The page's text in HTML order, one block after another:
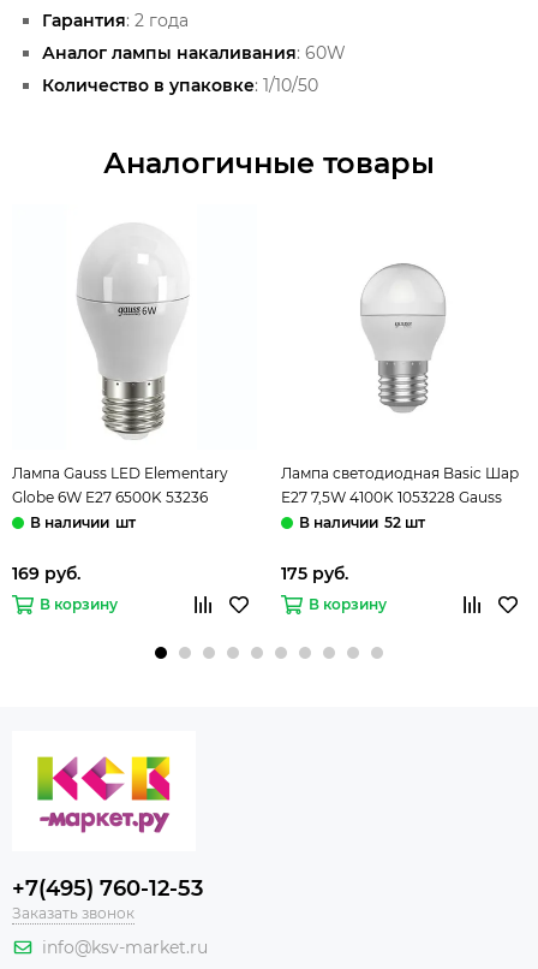
Гарантия: 2 года
Аналог лампы накаливания: 60W
Количество в упаковке: 1/10/50
Аналогичные товары
Лампа Gauss LED Elementary
Globe 6W E27 6500K 53236
шт
169 руб.
В корзину
Лампа светодиодная Basic Шар
Е27 7,5W 4100K 1053228 Gauss
52 шт
175 руб.
В корзину
+7(495) 760-12-53
Заказать звонок
info@ksv-market.ru